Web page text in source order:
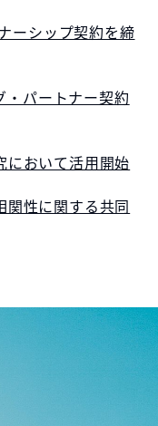
ーシップ契約を締
・パートナー契約
において活用開始
関性に関する共同